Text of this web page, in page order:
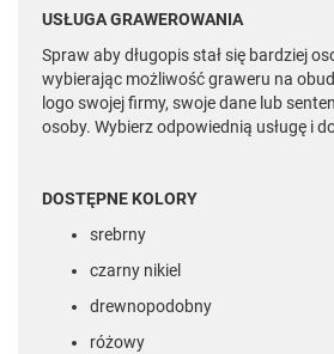
USŁUGA GRAWEROWANIA
Spraw aby długopis stał się bardziej
wybierając możliwość graweru na
logo swojej firmy, swoje dane lub
osoby. Wybierz odpowiednią usługę i
DOSTĘPNE KOLORY
srebrny
czarny nikiel
drewnopodobny
różowy